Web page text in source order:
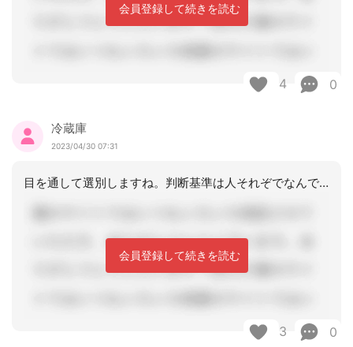
会員登録して続きを読む
4 0
冷蔵庫
2023/04/30 07:31
目を通して選別しますね。判断基準は人それぞでなんで一概に言えないですが、事業所都
会員登録して続きを読む
3 0